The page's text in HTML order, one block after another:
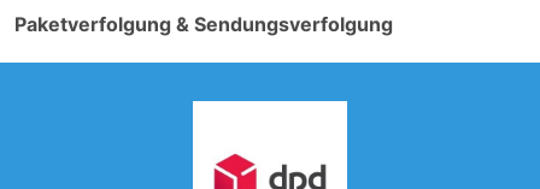
Paketverfolgung & Sendungsverfolgung